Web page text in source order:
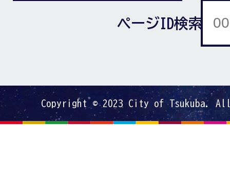
ページID検索
Copyright © 2023 City of Tsukuba.